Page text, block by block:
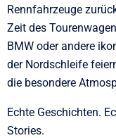
Rennfahrzeuge
Zeit des
BMW oder andere
der Nordschleife
die besondere
Echte Geschichten.
Stories.